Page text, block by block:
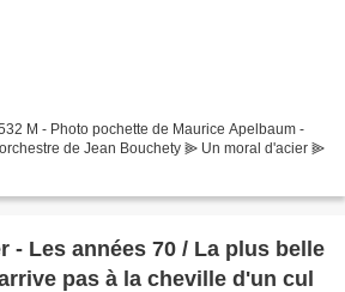
M - Photo pochette de Maurice Apelbaum -
de Jean Bouchety ⫸ Un moral d'acier ⫸
- Les années 70 / La plus belle
pas à la cheville d'un cul